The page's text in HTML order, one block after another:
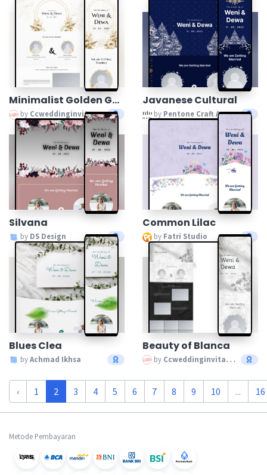
Minimalist Golden Gateway
by Ccweddinginvitation
Javanese Cultural
by Pentone Craft And Paper
Silvana
by DS Design
Common Lilac
by Fatri Studio
Blues Clea
byAchmad Ikhsa
Beauty of Blanca
by Ccweddinginvitation
‹ 1 2 3 4 5 6 7 8 9 10 ... 16
Metode Pembayaran